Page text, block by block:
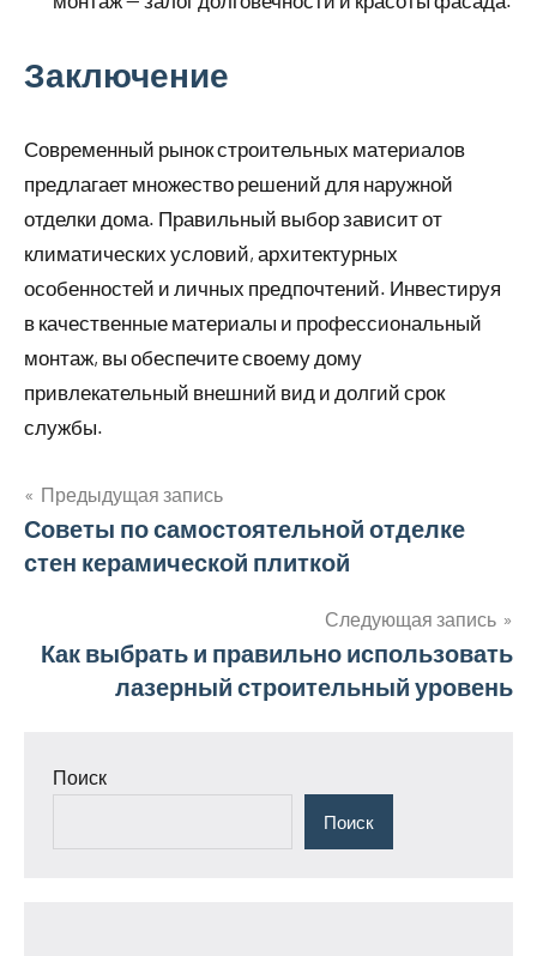
Заключение
Современный рынок строительных материалов
предлагает множество решений для наружной
отделки дома. Правильный выбор зависит от
климатических условий, архитектурных
особенностей и личных предпочтений. Инвестируя
в качественные материалы и профессиональный
монтаж, вы обеспечите своему дому
привлекательный внешний вид и долгий срок
службы.
Навигация
по
Предыдущая запись
Советы по самостоятельной отделке
стен керамической плиткой
Следующая запись
Как выбрать и правильно использовать
лазерный строительный уровень
Поиск
Поиск